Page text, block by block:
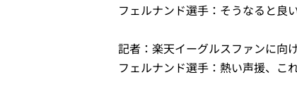
フェルナンド選手：そうなると良
記者：楽天イーグルスファンに向
フェルナンド選手：熱い声援、こ